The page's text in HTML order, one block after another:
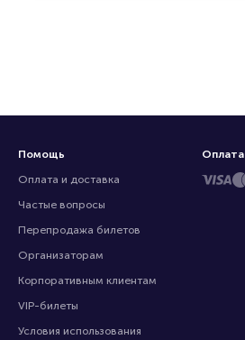
Помощь
Оплата и доставка
Частые вопросы
Перепродажа билетов
Организаторам
Корпоративным клиентам
VIP-билеты
Условия использования
Оплата